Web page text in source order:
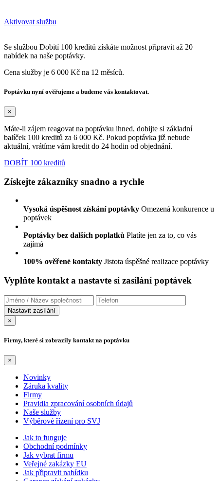
Aktivovat službu
Se službou Dobití 100 kreditů získáte možnost připravit až 20
nabídek na naše poptávky.
Cena služby je 6 000 Kč na 12 měsíců.
Poptávku nyní ověřujeme a budeme vás kontaktovat.
×
Máte-li zájem reagovat na poptávku ihned, dobijte si základní
balíček 100 kreditů za 6 000 Kč. Pokud poptávka již nebude
aktuální, vrátíme vám kredit do 24 hodin od objednání.
DOBÍT 100 kreditů
Získejte zákazníky snadno a rychle
Vysoká úspěšnost získání poptávky Omezená konkurence u
poptávek
Poptávky bez dalších poplatků Platíte jen za to, co vás
zajímá
100% ověřené kontakty Jistota úspěšné realizace poptávky
Vyplňte kontakt a nastavte si zasílání poptávek
×
Firmy, které si zobrazily kontakt na poptávku
×
Novinky
Záruka kvality
Firmy
Pravidla zpracování osobních údajů
Naše služby
Výběrové řízení pro SVJ
Jak to funguje
Obchodní podmínky
Jak vybrat firmu
Veřejné zakázky EU
Jak připravit nabídku